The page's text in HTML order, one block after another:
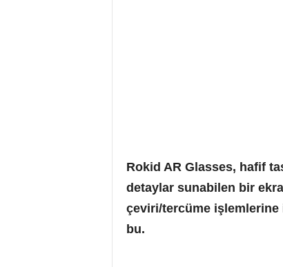
Rokid AR Glasses, hafif
detaylar sunabilen bir
çeviri/tercüme işlemlerine
bu.